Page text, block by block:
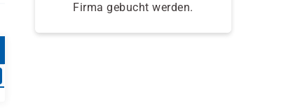
Firma gebucht werden.